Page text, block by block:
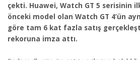
çekti. Huawei, Watch GT 5 serisinin
önceki model olan Watch GT 4’ün
göre tam 6 kat fazla satış
rekoruna imza attı.